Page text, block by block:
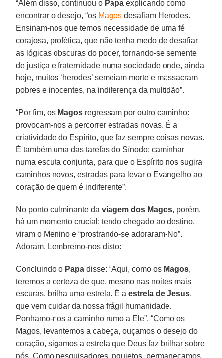
“Além disso, continuou o Papa explicando como
encontrar o desejo, “os Magos desafiam Herodes.
Ensinam-nos que temos necessidade de uma fé
corajosa, profética, que não tenha medo de desafiar
as lógicas obscuras do poder, tornando-se semente
de justiça e fraternidade numa sociedade onde, ainda
hoje, muitos ‘herodes’ semeiam morte e massacram
pobres e inocentes, na indiferença da multidão”.
“Por fim, os Magos regressam por outro caminho:
provocam-nos a percorrer estradas novas. É a
criatividade do Espírito, que faz sempre coisas novas.
É também uma das tarefas do Sínodo: caminhar
numa escuta conjunta, para que o Espírito nos sugira
caminhos novos, estradas para levar o Evangelho ao
coração de quem é indiferente”.
No ponto culminante daviagem dos Magos, porém,
há um momento crucial: tendo chegado ao destino,
viram o Menino e “prostrando-se adoraram-No”.
Adoram. Lembremo-nos disto:
Concluindo o Papa disse: “Aqui, como os Magos,
teremos a certeza de que, mesmo nas noites mais
escuras, brilha uma estrela. É aestrela de Jesus,
que vem cuidar da nossa frágil humanidade.
Ponhamo-nos a caminho rumo a Ele”. “Como os
Magos, levantemos a cabeça, ouçamos o desejo do
coração, sigamos a estrela que Deus faz brilhar sobre
nós. Como pesquisadores inquietos, permaneçamos